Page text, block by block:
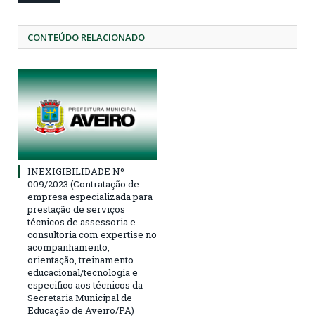
CONTEÚDO RELACIONADO
INEXIGIBILIDADE Nº
009/2023 (Contratação de
empresa especializada para
prestação de serviços
técnicos de assessoria e
consultoria com expertise no
acompanhamento,
orientação, treinamento
educacional/tecnologia e
especifico aos técnicos da
Secretaria Municipal de
Educação de Aveiro/PA)